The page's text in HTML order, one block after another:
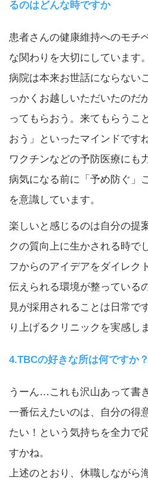
るのはどんな時ですか
患者さんの健康維持へのモチ
な関わりを大切にしています。
病院は本来お世話にならない
っかくお越しいただいたのだ
ってもらおう。来てもらうこ
おう」といったマインドです
ワクチンなどの予防医療にも
病気になる前に「予め防ぐ」
を意識しています。
楽しいと感じるのは自分の提
クの質向上に生かされる時で
フからのアイデアをダイレク
伝えられる環境が整っている
見が採用されることは日常で
り上げるクリニックを実感し
4.TBCの好きな所は何ですか？
うーん…これも沢山あって書
一番伝えたいのは、自分の得
たい！という気持ちを全力で
すかね。
上述のとおり、休職しながら